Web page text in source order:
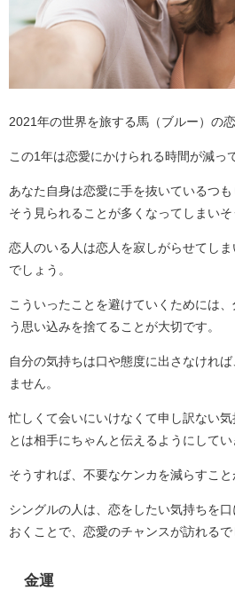
2021年の世界を旅する馬（ブルー）の
この1年は恋愛にかけられる時間が減っ
あなた自身は恋愛に手を抜いているつ
そう見られることが多くなってしまいそ
恋人のいる人は恋人を寂しがらせてし
でしょう。
こういったことを避けていくためには
う思い込みを捨てることが大切です。
自分の気持ちは口や態度に出さなけれ
ません。
忙しくて会いにいけなくて申し訳ない
とは相手にちゃんと伝えるようにしてい
そうすれば、不要なケンカを減らすこと
シングルの人は、恋をしたい気持ちを
おくことで、恋愛のチャンスが訪れるで
金運